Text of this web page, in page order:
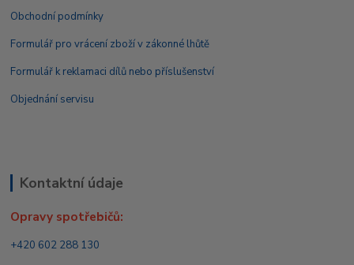
Obchodní podmínky
Formulář pro vrácení zboží v zákonné lhůtě
Formulář k reklamaci dílů nebo příslušenství
Objednání servisu
Kontaktní údaje
Opravy spotřebičů:
+420 602 288 130